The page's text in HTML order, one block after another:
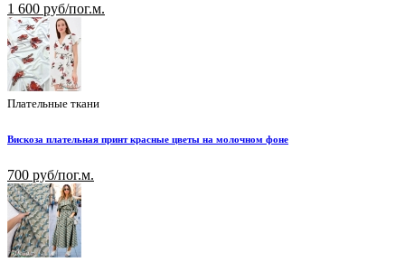
1 600 руб/пог.м.
Плательные ткани
Вискоза плательная принт красные цветы на молочном фоне
700 руб/пог.м.